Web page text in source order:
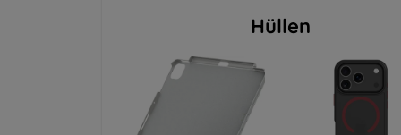
Hüllen